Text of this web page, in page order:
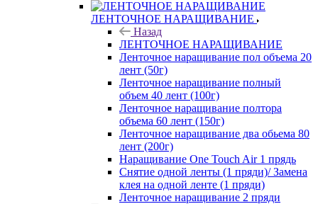
ЛЕНТОЧНОЕ НАРАЩИВАНИЕ
Назад
ЛЕНТОЧНОЕ НАРАЩИВАНИЕ
Ленточное наращивание пол объема 20
лент (50г)
Ленточное наращивание полный
объем 40 лент (100г)
Ленточное наращивание полтора
объема 60 лент (150г)
Ленточное наращивание два обьема 80
лент (200г)
Наращивание One Touch Air 1 прядь
Снятие одной ленты (1 пряди)/ Замена
клея на одной ленте (1 пряди)
Ленточное наращивание 2 пряди